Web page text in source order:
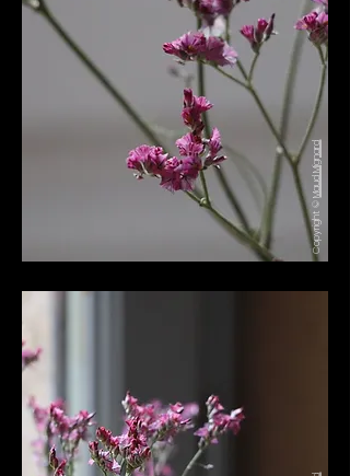
Copyright ©
Maud Mignard